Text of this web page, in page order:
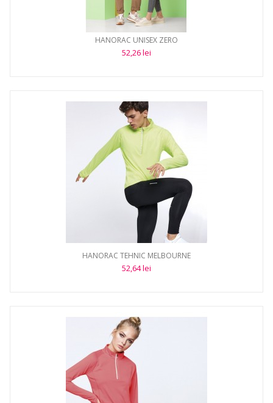
HANORAC UNISEX ZERO
52,26 lei
HANORAC TEHNIC MELBOURNE
52,64 lei